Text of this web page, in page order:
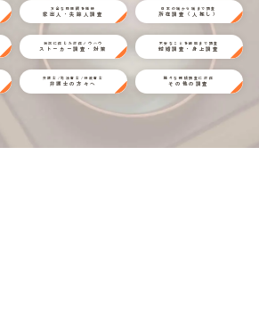
万全な情報網を駆使
家出人・失踪人調査
日本の端から端まで調査
所在調査（人探し）
状況に応じた対応ノウハウ
ストーカー調査・対策
不安なことを細部まで調査
結婚調査・身上調査
弁護士/司法書士/行政書士
弁護士の方々へ
様々な探偵調査に対応
その他の調査